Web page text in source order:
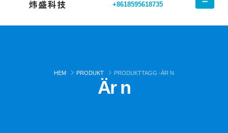
+8618595618735
HEM PRODUKT PRODUKTTAGG -ÄR N
Är n